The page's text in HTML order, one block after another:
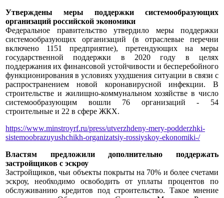
Утверждены меры поддержки системообразующих
организаций российской экономики
Федеральное правительство утвердило меры поддержки
системообразующих организаций (в отраслевые перечни
включено 1151 предприятие), претендующих на меры
государственной поддержки в 2020 году в целях
поддержания их финансовой устойчивости и бесперебойного
функционирования в условиях ухудшения ситуации в связи с
распространением новой коронавирусной инфекции. В
строительстве и жилищно-коммунальном хозяйстве в число
системообразующим вошли 76 организаций - 54
строительные и 22 в сфере ЖКХ.
https://www.minstroyrf.ru/press/utverzhdeny-mery-podderzhki-
sistemoobrazuyushchikh-organizatsiy-rossiyskoy-ekonomiki-/
Властям предложили дополнительно поддержать
застройщиков с эскроу
Застройщиков, чьи объекты покрыты на 70% и более счетами
эскроу, необходимо освободить от уплаты процентов по
обслуживанию кредитов под строительство. Такое мнение